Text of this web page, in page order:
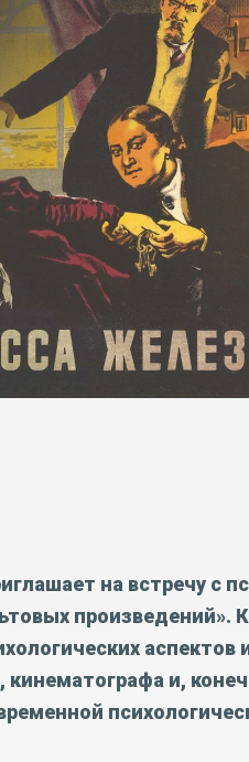
на встречу с
произведений».
аспектов
кинематографа и,